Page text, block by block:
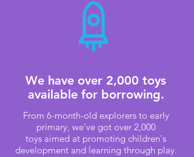
We have over 2,000 toys
available for borrowing.
From 6-month-old explorers to early
primary, we've got over 2,000
toys aimed at promoting children's
development and learning through play.